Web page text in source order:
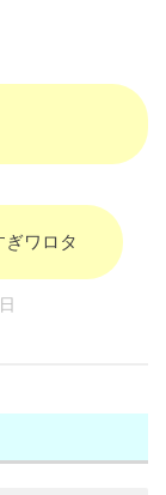
ワロタ